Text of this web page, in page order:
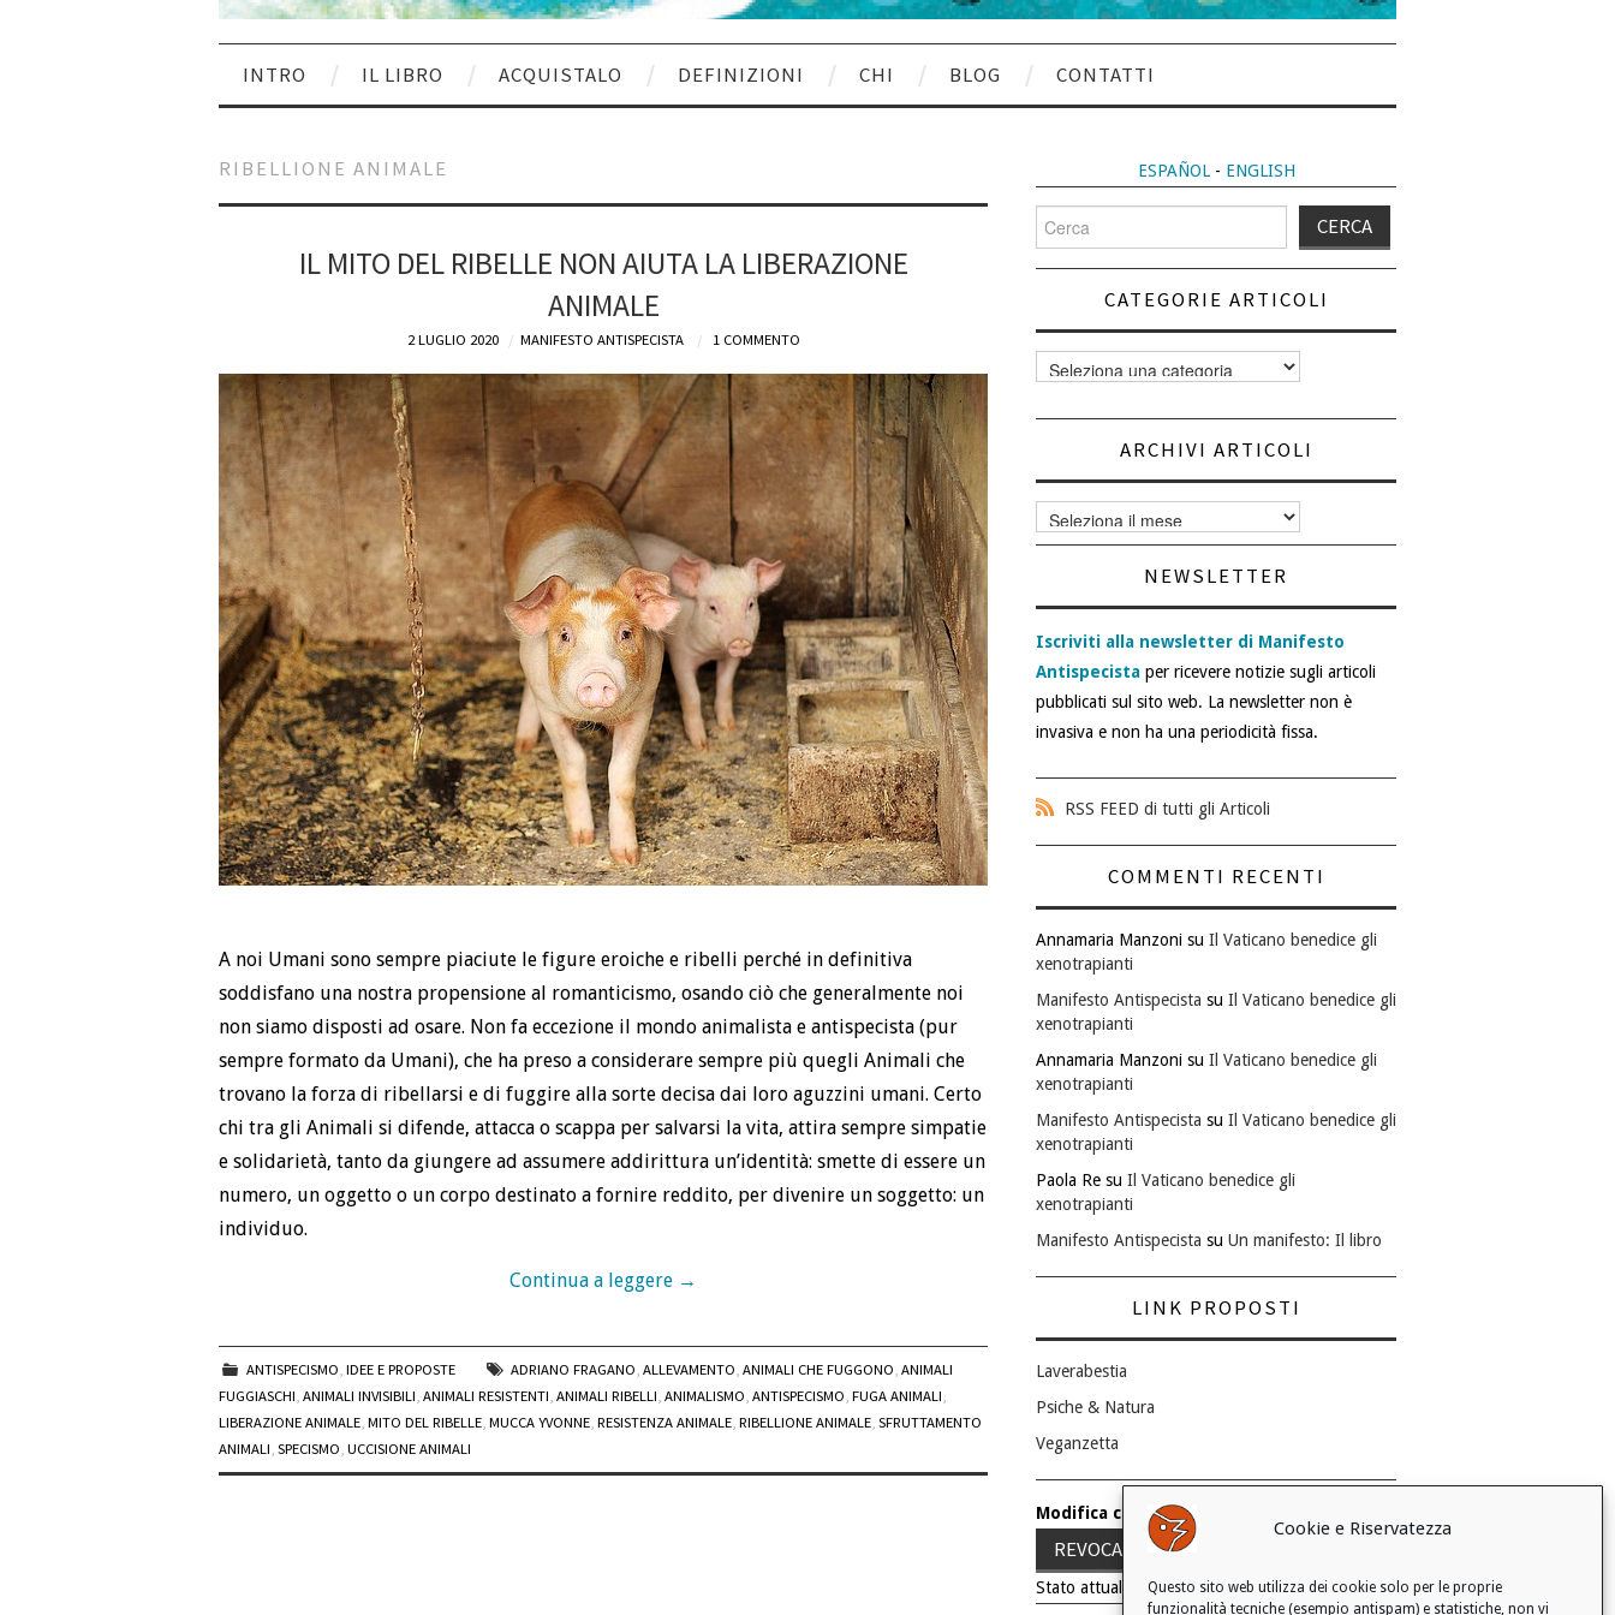
Cookie e Riservatezza
Questo sito web utilizza dei cookie solo per le proprie
funzionalità tecniche (esempio antispam) e statistiche, non vi
INTRO IL LIBRO ACQUISTALO DEFINIZIONI CHI BLOG CONTATTI
RIBELLIONE ANIMALE
IL MITO DEL RIBELLE NON AIUTA LA LIBERAZIONE
ANIMALE
2 LUGLIO 2020 MANIFESTO ANTISPECISTA 1 COMMENTO
A noi Umani sono sempre piaciute le figure eroiche e ribelli perché in definitiva
soddisfano una nostra propensione al romanticismo, osando ciò che generalmente noi
non siamo disposti ad osare. Non fa eccezione il mondo animalista e antispecista (pur
sempre formato da Umani), che ha preso a considerare sempre più quegli Animali che
trovano la forza di ribellarsi e di fuggire alla sorte decisa dai loro aguzzini umani. Certo
chi tra gli Animali si difende, attacca o scappa per salvarsi la vita, attira sempre simpatie
e solidarietà, tanto da giungere ad assumere addirittura un’identità: smette di essere un
numero, un oggetto o un corpo destinato a fornire reddito, per divenire un soggetto: un
individuo.
Continua a leggere →
ANTISPECISMO,IDEE E PROPOSTE ADRIANO FRAGANO,ALLEVAMENTO,ANIMALI CHE FUGGONO,ANIMALI
FUGGIASCHI, ANIMALI INVISIBILI, ANIMALI RESISTENTI, ANIMALI RIBELLI, ANIMALISMO, ANTISPECISMO, FUGA ANIMALI,
LIBERAZIONE ANIMALE, MITO DEL RIBELLE, MUCCA YVONNE, RESISTENZA ANIMALE, RIBELLIONE ANIMALE, SFRUTTAMENTO
ANIMALI, SPECISMO, UCCISIONE ANIMALI
ESPAÑOL- ENGLISH
per:
CATEGORIE ARTICOLI
Categorie
articoli
ARCHIVI ARTICOLI
Archivi
articoli
NEWSLETTER
Iscriviti alla newsletter di Manifesto
Antispecista per ricevere notizie sugli articoli
pubblicati sul sito web. La newsletter non è
invasiva e non ha una periodicità fissa.
RSS FEED di tutti gli Articoli
COMMENTI RECENTI
Annamaria Manzoni su Il Vaticano benedice gli
xenotrapianti
Manifesto Antispecista su Il Vaticano benedice gli
xenotrapianti
Annamaria Manzoni su Il Vaticano benedice gli
xenotrapianti
Manifesto Antispecista su Il Vaticano benedice gli
xenotrapianti
Paola Re su Il Vaticano benedice gli
xenotrapianti
Manifesto Antispecista su Un manifesto: Il libro
LINK PROPOSTI
Laverabestia
Psiche & Natura
Veganzetta
Modifica consenso ai cookie
REVOCA IL TUO CONSENSO
Stato attuale: Negato